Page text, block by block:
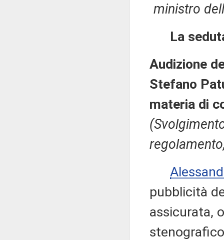
ministro
La
Audizione
Stefano
materia di
pubblicità
assicurata,